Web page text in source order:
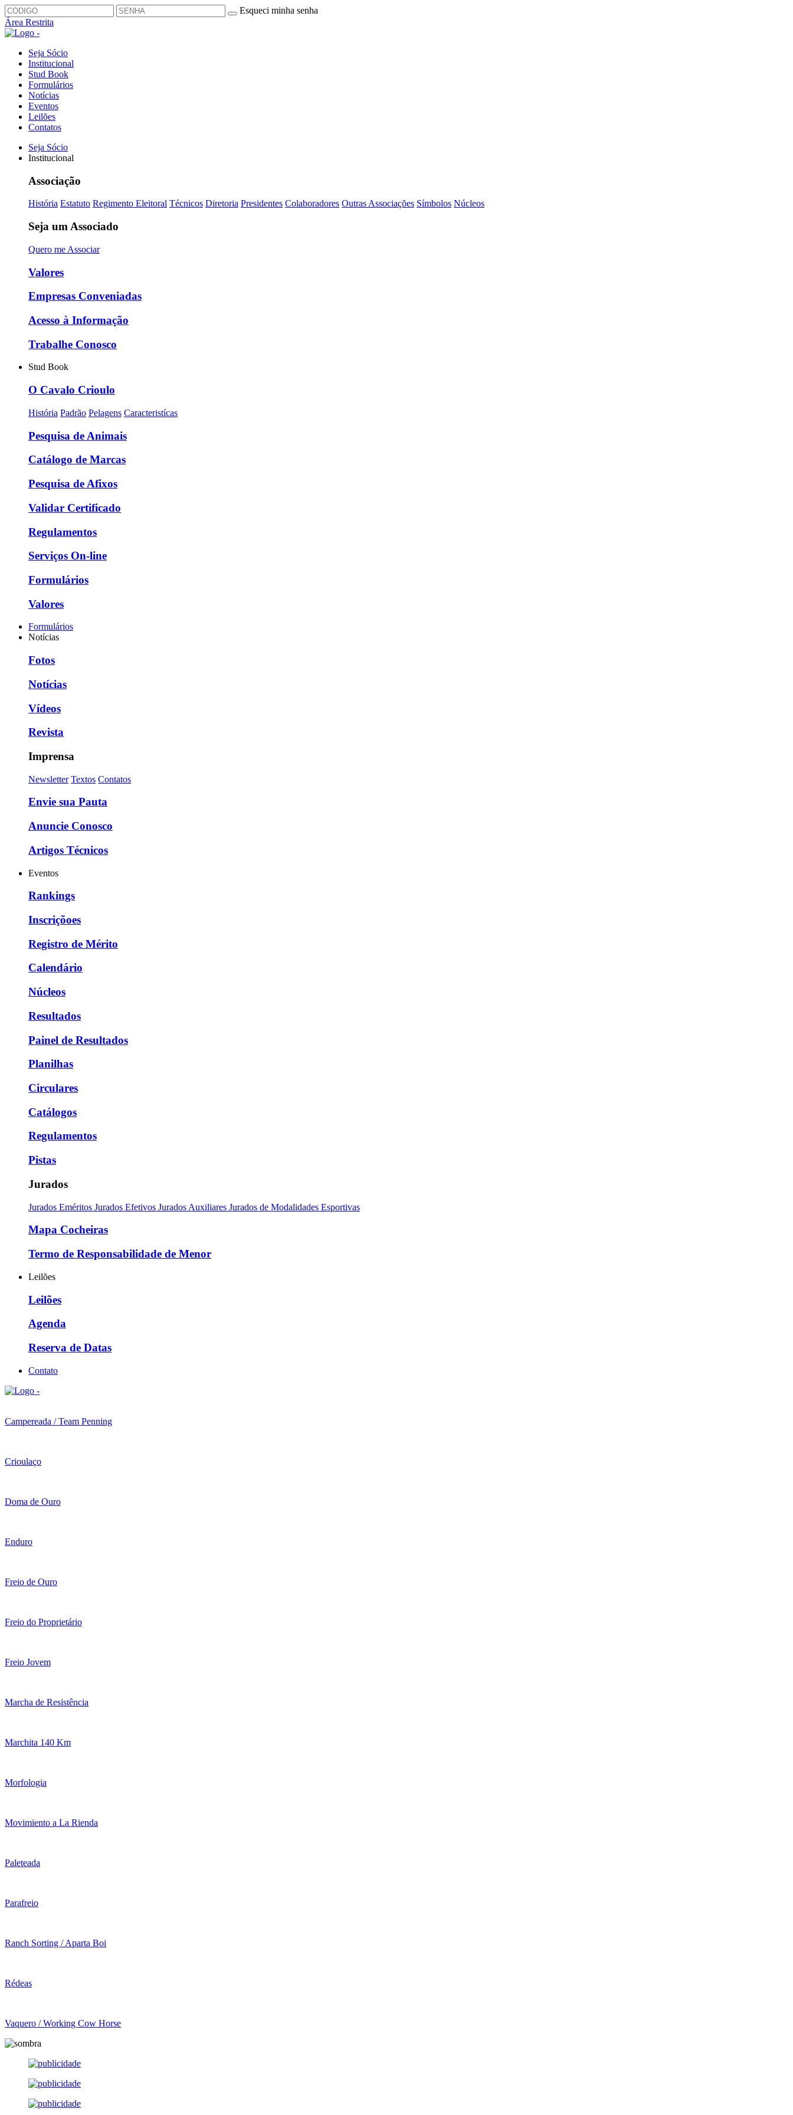
Esqueci minha senha
Área Restrita
Seja Sócio
Institucional
Stud Book
Formulários
Notícias
Eventos
Leilões
Contatos
Seja Sócio
Institucional
Associação
História Estatuto Regimento Eleitoral Técnicos Diretoria Presidentes Colaboradores Outras Associações Símbolos Núcleos
Seja um Associado
Quero me Associar
Valores
Empresas Conveniadas
Acesso à Informação
Trabalhe Conosco
Stud Book
O Cavalo Crioulo
História Padrão Pelagens Caracteristícas
Pesquisa de Animais
Catálogo de Marcas
Pesquisa de Afixos
Validar Certificado
Regulamentos
Serviços On-line
Formulários
Valores
Formulários
Notícias
Fotos
Notícias
Vídeos
Revista
Imprensa
Newsletter Textos Contatos
Envie sua Pauta
Anuncie Conosco
Artigos Técnicos
Eventos
Rankings
Inscriçõoes
Registro de Mérito
Calendário
Núcleos
Resultados
Painel de Resultados
Planilhas
Circulares
Catálogos
Regulamentos
Pistas
Jurados
Jurados Eméritos Jurados Efetivos Jurados Auxiliares Jurados de Modalidades Esportivas
Mapa Cocheiras
Termo de Responsabilidade de Menor
Leilões
Leilões
Agenda
Reserva de Datas
Contato
Campereada / Team Penning
Crioulaço
Doma de Ouro
Enduro
Freio de Ouro
Freio do Proprietário
Freio Jovem
Marcha de Resistência
Marchita 140 Km
Morfologia
Movimiento a La Rienda
Paleteada
Parafreio
Ranch Sorting / Aparta Boi
Rédeas
Vaquero / Working Cow Horse